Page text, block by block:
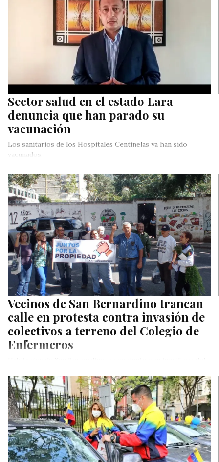
Sector salud en el estado Lara
denuncia que han parado su
vacunación
Los sanitarios de los Hospitales Centinelas ya han sido
vacunados.
Vecinos de San Bernardino trancan
calle en protesta contra invasión de
colectivos a terreno del Colegio de
Enfermeros
inmueble cerraron la avenida Francisco Javier Ustariz,
protestando contra la invasión…